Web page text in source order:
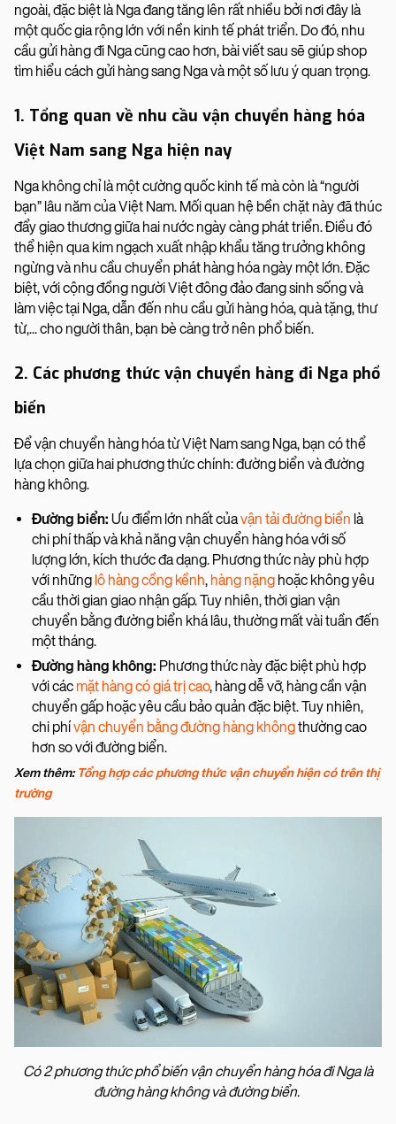
ngoài, đặc biệt là Nga đang tăng lên rất nhiều bởi nơi đây là
một quốc gia rộng lớn với nền kinh tế phát triển. Do đó, nhu
cầu gửi hàng đi Nga cũng cao hơn, bài viết sau sẽ giúp shop
tìm hiểu cách gửi hàng sang Nga và một số lưu ý quan trọng.
1. Tổng quan về nhu cầu vận chuyển hàng hóa
Việt Nam sang Nga hiện nay
Nga không chỉ là một cường quốc kinh tế mà còn là “người
bạn” lâu năm của Việt Nam. Mối quan hệ bền chặt này đã thúc
đẩy giao thương giữa hai nước ngày càng phát triển. Điều đó
thể hiện qua kim ngạch xuất nhập khẩu tăng trưởng không
ngừng và nhu cầu chuyển phát hàng hóa ngày một lớn. Đặc
biệt, với cộng đồng người Việt đông đảo đang sinh sống và
làm việc tại Nga, dẫn đến nhu cầu gửi hàng hóa, quà tặng, thư
từ,... cho người thân, bạn bè càng trở nên phổ biến.
2. Các phương thức vận chuyển hàng đi Nga phổ
biến
Để vận chuyển hàng hóa từ Việt Nam sang Nga, bạn có thể
lựa chọn giữa hai phương thức chính: đường biển và đường
hàng không.
Đường biển: Ưu điểm lớn nhất củavận tải đường biển là
chi phí thấp và khả năng vận chuyển hàng hóa với số
lượng lớn, kích thước đa dạng. Phương thức này phù hợp
với những lô hàng cồng kềnh, hàng nặng hoặc không yêu
cầu thời gian giao nhận gấp. Tuy nhiên, thời gian vận
chuyển bằng đường biển khá lâu, thường mất vài tuần đến
một tháng.
Đường hàng không: Phương thức này đặc biệt phù hợp
với các mặt hàng có giá trị cao, hàng dễ vỡ, hàng cần vận
chuyển gấp hoặc yêu cầu bảo quản đặc biệt. Tuy nhiên,
chi phívận chuyển bằng đường hàng khôngthường cao
hơn so với đường biển.
Xem thêm:Tổng hợp các phương thức vận chuyển hiện có trên thị
trường
Có 2 phương thức phổ biến vận chuyển hàng hóa đi Nga là
đường hàng không và đường biển.